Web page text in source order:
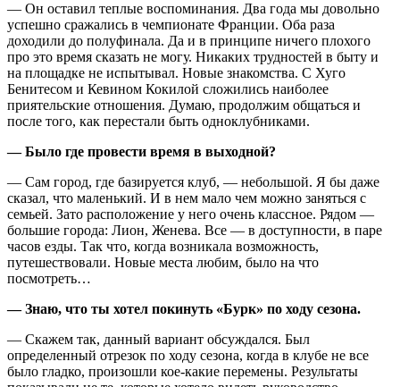
— Он оставил теплые воспоминания. Два года мы довольно
успешно сражались в чемпионате Франции. Оба раза
доходили до полуфинала. Да и в принципе ничего плохого
про это время сказать не могу. Никаких трудностей в быту и
на площадке не испытывал. Новые знакомства. С Хуго
Бенитесом и Кевином Кокилой сложились наиболее
приятельские отношения. Думаю, продолжим общаться и
после того, как перестали быть одноклубниками.
— Было где провести время в выходной?
— Сам город, где базируется клуб, — небольшой. Я бы даже
сказал, что маленький. И в нем мало чем можно заняться с
семьей. Зато расположение у него очень классное. Рядом —
большие города: Лион, Женева. Все — в доступности, в паре
часов езды. Так что, когда возникала возможность,
путешествовали. Новые места любим, было на что
посмотреть…
— Знаю, что ты хотел покинуть «Бурк» по ходу сезона.
— Скажем так, данный вариант обсуждался. Был
определенный отрезок по ходу сезона, когда в клубе не все
было гладко, произошли кое-какие перемены. Результаты